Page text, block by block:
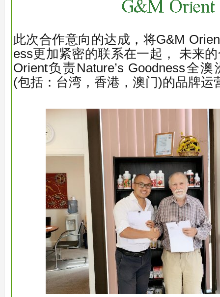
此次合作意向的达成，将G&M
ess更加紧密的联系在一起， 未来
Orient负责Nature’s Goodness全
(包括：台湾，香港，澳门)的品牌运